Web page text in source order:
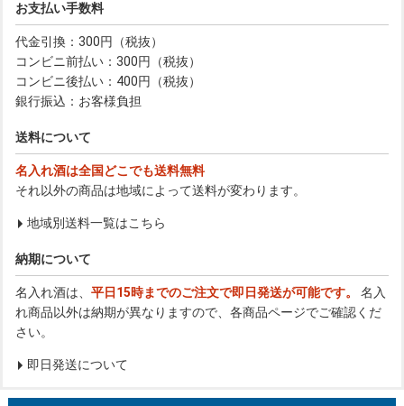
お支払い手数料
代金引換：300円（税抜）
コンビニ前払い：300円（税抜）
コンビニ後払い：400円（税抜）
銀行振込：お客様負担
送料について
名入れ酒は全国どこでも送料無料
それ以外の商品は地域によって送料が変わります。
地域別送料一覧はこちら
納期について
名入れ酒は、 平日15時までのご注文で即日発送が可能です。
名入
れ商品以外は納期が異なりますので、各商品ページでご確認くだ
さい。
即日発送について